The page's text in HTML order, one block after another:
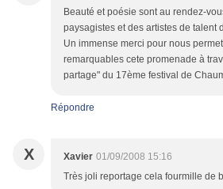
Beauté et poésie sont au rendez-
paysagistes et des artistes de talent
Un immense merci pour nous
remarquables cete promenade à
partage" du 17ème festival de
Répondre
X Xavier 01/09/2008 15:16
Très joli reportage cela fourmille de